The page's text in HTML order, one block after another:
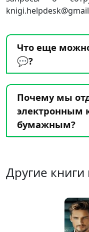
Что еще
💬?
Почему мы
электронным
бумажным?
Другие книги